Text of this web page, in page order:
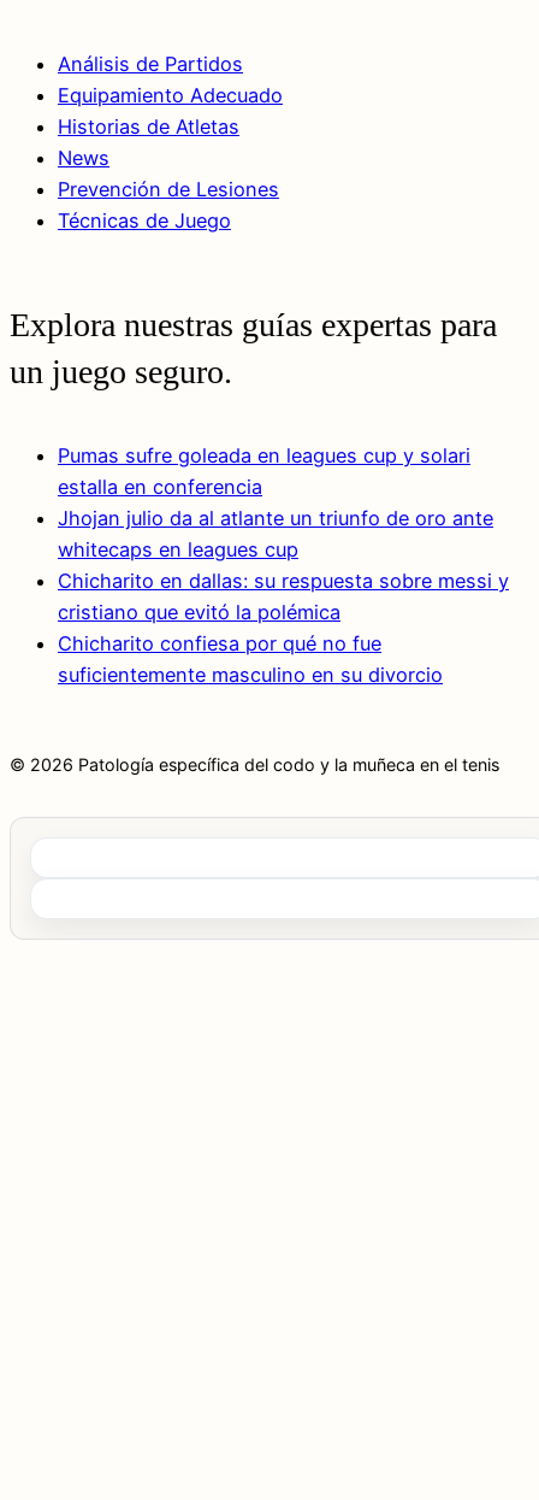
Análisis de Partidos
Equipamiento Adecuado
Historias de Atletas
News
Prevención de Lesiones
Técnicas de Juego
Explora nuestras guías expertas para
un juego seguro.
Pumas sufre goleada en leagues cup y solari
estalla en conferencia
Jhojan julio da al atlante un triunfo de oro ante
whitecaps en leagues cup
Chicharito en dallas: su respuesta sobre messi y
cristiano que evitó la polémica
Chicharito confiesa por qué no fue
suficientemente masculino en su divorcio
© 2026 Patología específica del codo y la muñeca en el tenis